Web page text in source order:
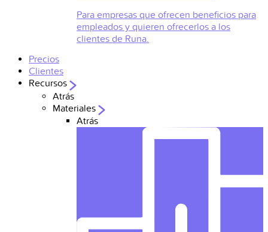
Para empresas que ofrecen beneficios para
empleados y quieren ofrecerlos a los
clientes de Runa.
Precios
Clientes
Recursos
Atrás
Materiales
Atrás